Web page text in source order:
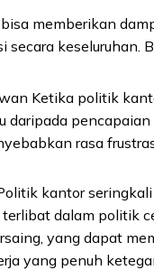
memberikan
secara keseluruhan.
Ketika politik
daripada
rasa
kantor
terlibat dalam politik
yang dapat
yang penuh